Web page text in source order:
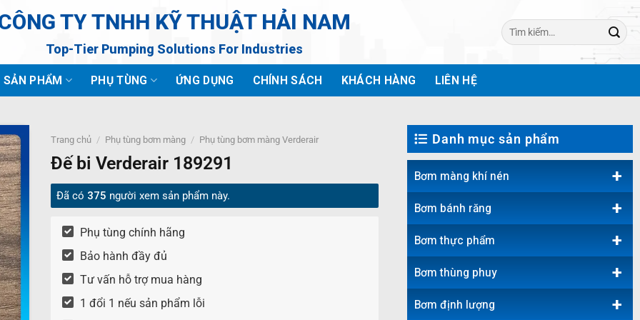
TY TNHH KỸ THUẬT HẢI NAM
Top-Tier Pumping Solutions For Industries
Tìm
kiếm:
SẢN PHẨM PHỤ TÙNG ỨNG DỤNG CHÍNH SÁCH KHÁCH HÀNG LIÊN HỆ
Danh mục sản phẩm
Bơm màng khí nén +
Bơm bánh răng +
Bơm thực phẩm +
Bơm thùng phuy +
Bơm định lượng +
Trang chủ / Phụ tùng bơm màng / Phụ tùng bơm màng Verderair
Đế bi Verderair 189291
Đã có 375 người xem sản phẩm này.
Phụ tùng chính hãng
Bảo hành đầy đủ
Tư vấn hỗ trợ mua hàng
1 đổi 1 nếu sản phẩm lỗi